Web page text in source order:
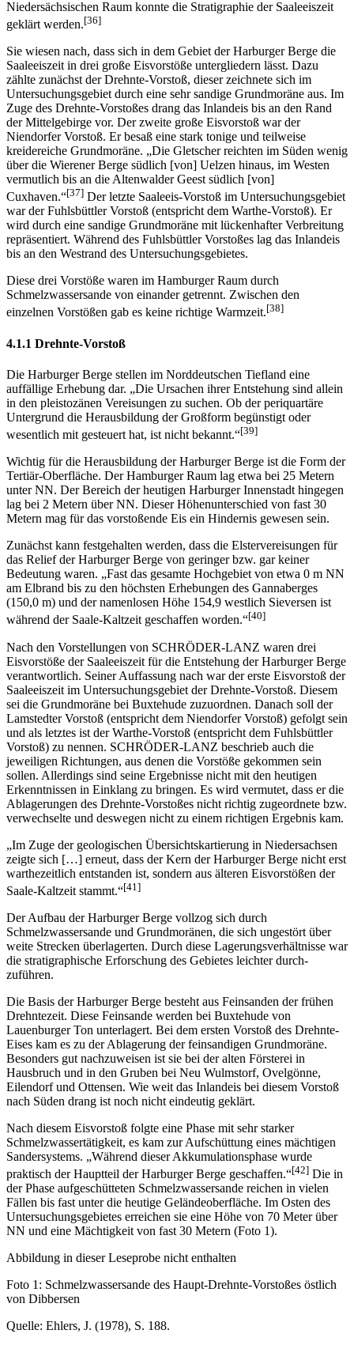
Niedersächsischen Raum konnte die Stratigraphie der Saaleeiszeit
geklärt werden.[36]
Sie wiesen nach, dass sich in dem Gebiet der Harburger Berge die
Saaleeiszeit in drei große Eisvorstöße untergliedern lässt. Dazu
zählte zunächst der Drehnte-Vorstoß, dieser zeichnete sich im
Untersuchungsgebiet durch eine sehr sandige Grundmoräne aus. Im
Zuge des Drehnte-Vorstoßes drang das Inlandeis bis an den Rand
der Mittelgebirge vor. Der zweite große Eisvorstoß war der
Niendorfer Vorstoß. Er besaß eine stark tonige und teilweise
kreidereiche Grundmoräne. „Die Gletscher reichten im Süden wenig
über die Wierener Berge südlich [von] Uelzen hinaus, im Westen
vermutlich bis an die Altenwalder Geest südlich [von]
Cuxhaven.“[37] Der letzte Saaleeis-Vorstoß im Untersuchungsgebiet
war der Fuhlsbüttler Vorstoß (entspricht dem Warthe-Vorstoß). Er
wird durch eine sandige Grundmoräne mit lückenhafter Verbreitung
repräsentiert. Während des Fuhlsbüttler Vorstoßes lag das Inlandeis
bis an den Westrand des Untersuchungsgebietes.
Diese drei Vorstöße waren im Hamburger Raum durch
Schmelzwassersande von einander getrennt. Zwischen den
einzelnen Vorstößen gab es keine richtige Warmzeit.[38]
4.1.1 Drehnte-Vorstoß
Die Harburger Berge stellen im Norddeutschen Tiefland eine
auffällige Erhebung dar. „Die Ursachen ihrer Entstehung sind allein
in den pleistozänen Vereisungen zu suchen. Ob der periquartäre
Untergrund die Herausbildung der Großform begünstigt oder
wesentlich mit gesteuert hat, ist nicht bekannt.“[39]
Wichtig für die Herausbildung der Harburger Berge ist die Form der
Tertiär-Oberfläche. Der Hamburger Raum lag etwa bei 25 Metern
unter NN. Der Bereich der heutigen Harburger Innenstadt hingegen
lag bei 2 Metern über NN. Dieser Höhenunterschied von fast 30
Metern mag für das vorstoßende Eis ein Hindernis gewesen sein.
Zunächst kann festgehalten werden, dass die Elstervereisungen für
das Relief der Harburger Berge von geringer bzw. gar keiner
Bedeutung waren. „Fast das gesamte Hochgebiet von etwa 0 m NN
am Elbrand bis zu den höchsten Erhebungen des Gannaberges
(150,0 m) und der namenlosen Höhe 154,9 westlich Sieversen ist
während der Saale-Kaltzeit geschaffen worden.“[40]
Nach den Vorstellungen von SCHRÖDER-LANZ waren drei
Eisvorstöße der Saaleeiszeit für die Entstehung der Harburger Berge
verantwortlich. Seiner Auffassung nach war der erste Eisvorstoß der
Saaleeiszeit im Untersuchungsgebiet der Drehnte-Vorstoß. Diesem
sei die Grundmoräne bei Buxtehude zuzuordnen. Danach soll der
Lamstedter Vorstoß (entspricht dem Niendorfer Vorstoß) gefolgt sein
und als letztes ist der Warthe-Vorstoß (entspricht dem Fuhlsbüttler
Vorstoß) zu nennen. SCHRÖDER-LANZ beschrieb auch die
jeweiligen Richtungen, aus denen die Vorstöße gekommen sein
sollen. Allerdings sind seine Ergebnisse nicht mit den heutigen
Erkenntnissen in Einklang zu bringen. Es wird vermutet, dass er die
Ablagerungen des Drehnte-Vorstoßes nicht richtig zugeordnete bzw.
verwechselte und deswegen nicht zu einem richtigen Ergebnis kam.
„Im Zuge der geologischen Übersichtskartierung in Niedersachsen
zeigte sich […] erneut, dass der Kern der Harburger Berge nicht erst
warthezeitlich entstanden ist, sondern aus älteren Eisvorstößen der
Saale-Kaltzeit stammt.“[41]
Der Aufbau der Harburger Berge vollzog sich durch
Schmelzwassersande und Grundmoränen, die sich ungestört über
weite Strecken überlagerten. Durch diese Lagerungsverhältnisse war
die stratigraphische Erforschung des Gebietes leichter durch-
zuführen.
Die Basis der Harburger Berge besteht aus Feinsanden der frühen
Drehntezeit. Diese Feinsande werden bei Buxtehude von
Lauenburger Ton unterlagert. Bei dem ersten Vorstoß des Drehnte-
Eises kam es zu der Ablagerung der feinsandigen Grundmoräne.
Besonders gut nachzuweisen ist sie bei der alten Försterei in
Hausbruch und in den Gruben bei Neu Wulmstorf, Ovelgönne,
Eilendorf und Ottensen. Wie weit das Inlandeis bei diesem Vorstoß
nach Süden drang ist noch nicht eindeutig geklärt.
Nach diesem Eisvorstoß folgte eine Phase mit sehr starker
Schmelzwassertätigkeit, es kam zur Aufschüttung eines mächtigen
Sandersystems. „Während dieser Akkumulationsphase wurde
praktisch der Hauptteil der Harburger Berge geschaffen.“[42] Die in
der Phase aufgeschütteten Schmelzwassersande reichen in vielen
Fällen bis fast unter die heutige Geländeoberfläche. Im Osten des
Untersuchungsgebietes erreichen sie eine Höhe von 70 Meter über
NN und eine Mächtigkeit von fast 30 Metern (Foto 1).
Abbildung in dieser Leseprobe nicht enthalten
Foto 1: Schmelzwassersande des Haupt-Drehnte-Vorstoßes östlich
von Dibbersen
Quelle: Ehlers, J. (1978), S. 188.